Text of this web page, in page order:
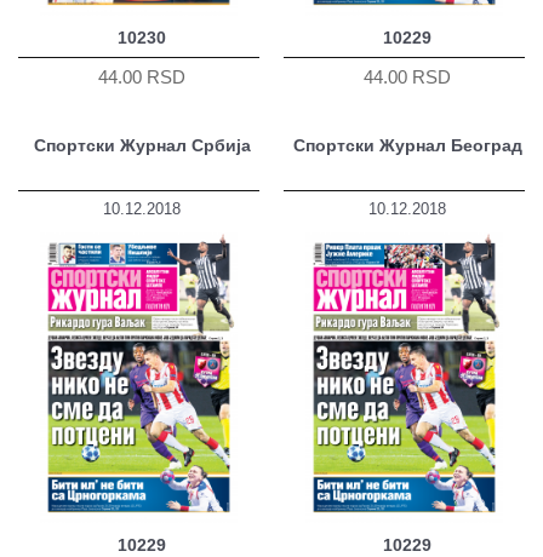
10230
44.00 RSD
10229
44.00 RSD
Спортски Журнал Србија
10.12.2018
10229
Спортски Журнал Београд
10.12.2018
10229